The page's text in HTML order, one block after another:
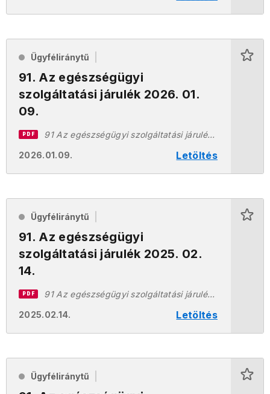
Ügyféliránytű
91. Az egészségügyi
szolgáltatási járulék 2026. 01.
09.
2026.01.09. Letöltés
PDF 91 Az egészségügyi szolgáltatási járulék 20260109.pdf
Ügyféliránytű
91. Az egészségügyi
szolgáltatási járulék 2025. 02.
14.
2025.02.14. Letöltés
PDF 91 Az egészségügyi szolgáltatási járulék 2025.02.14.pdf
Ügyféliránytű